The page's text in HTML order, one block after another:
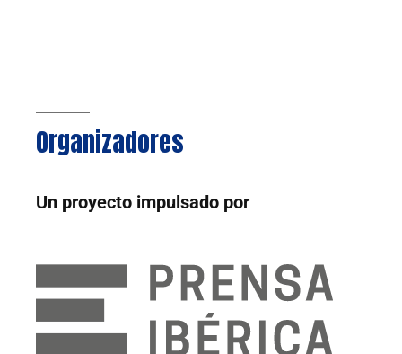
Organizadores
Un proyecto impulsado por